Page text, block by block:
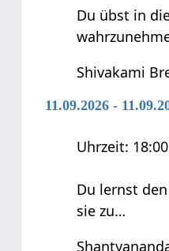
Du übst in
Shivakami
11.09.2026 -
Uhrzeit:
Du lernst
sie zu…